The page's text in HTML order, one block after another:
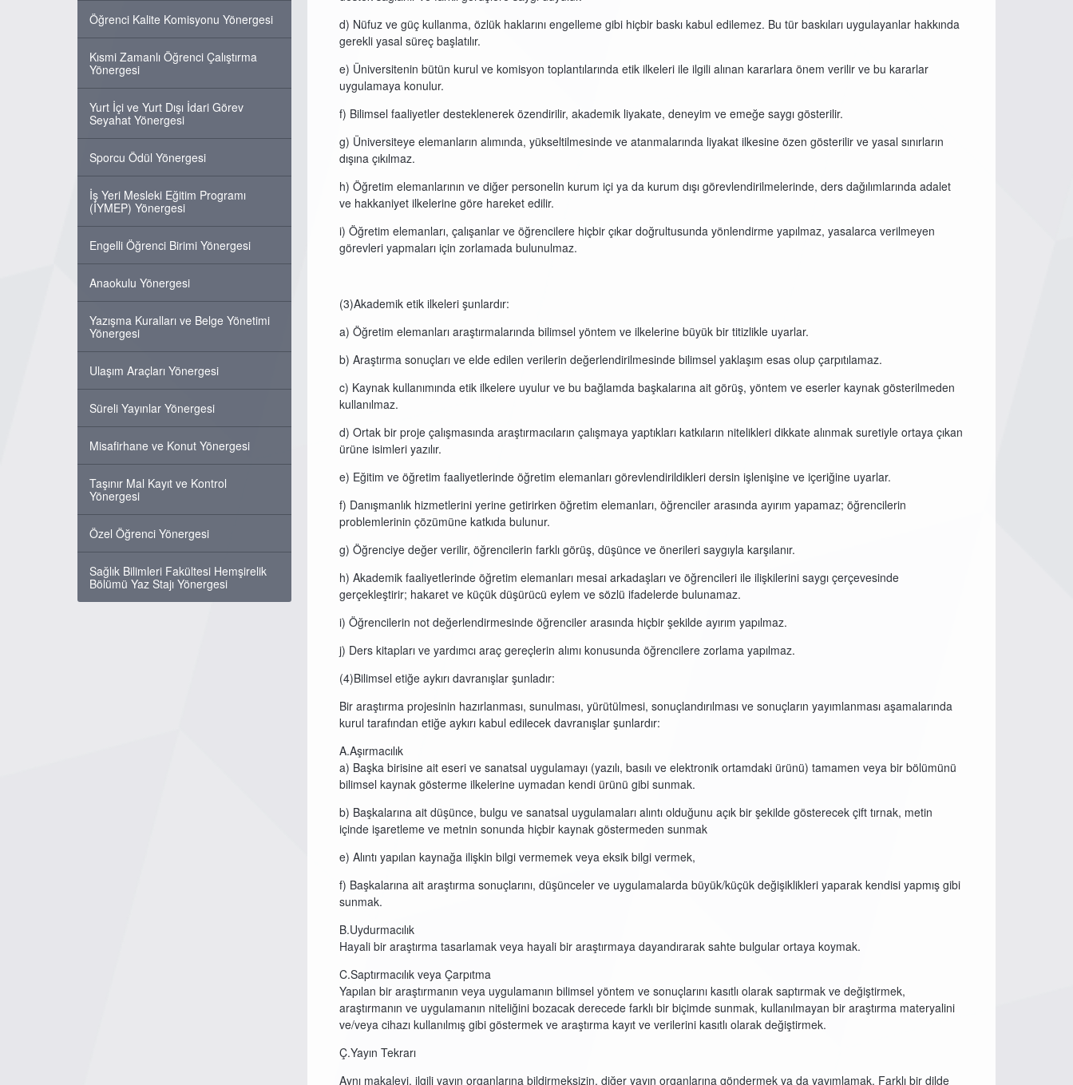
Öğrenci Kalite Komisyonu Yönergesi
Kısmi Zamanlı Öğrenci Çalıştırma
Yönergesi
Yurt İçi ve Yurt Dışı İdari Görev
Seyahat Yönergesi
Sporcu Ödül Yönergesi
İş Yeri Mesleki Eğitim Programı
(İYMEP) Yönergesi
Engelli Öğrenci Birimi Yönergesi
Anaokulu Yönergesi
Yazışma Kuralları ve Belge Yönetimi
Yönergesi
Ulaşım Araçları Yönergesi
Süreli Yayınlar Yönergesi
Misafirhane ve Konut Yönergesi
Taşınır Mal Kayıt ve Kontrol
Yönergesi
Özel Öğrenci Yönergesi
Sağlık Bilimleri Fakültesi Hemşirelik
Bölümü Yaz Stajı Yönergesi
d) Nüfuz ve güç kullanma, özlük haklarını engelleme gibi hiçbir baskı kabul edilemez. Bu tür baskıları uygulayanlar hakkında
gerekli yasal süreç başlatılır.
e) Üniversitenin bütün kurul ve komisyon toplantılarında etik ilkeleri ile ilgili alınan kararlara önem verilir ve bu kararlar
uygulamaya konulur.
f) Bilimsel faaliyetler desteklenerek özendirilir, akademik liyakate, deneyim ve emeğe saygı gösterilir.
g) Üniversiteye elemanların alımında, yükseltilmesinde ve atanmalarında liyakat ilkesine özen gösterilir ve yasal sınırların
dışına çıkılmaz.
h) Öğretim elemanlarının ve diğer personelin kurum içi ya da kurum dışı görevlendirilmelerinde, ders dağılımlarında adalet
ve hakkaniyet ilkelerine göre hareket edilir.
i) Öğretim elemanları, çalışanlar ve öğrencilere hiçbir çıkar doğrultusunda yönlendirme yapılmaz, yasalarca verilmeyen
görevleri yapmaları için zorlamada bulunulmaz.
(3)Akademik etik ilkeleri şunlardır:
a) Öğretim elemanları araştırmalarında bilimsel yöntem ve ilkelerine büyük bir titizlikle uyarlar.
b) Araştırma sonuçları ve elde edilen verilerin değerlendirilmesinde bilimsel yaklaşım esas olup çarpıtılamaz.
c) Kaynak kullanımında etik ilkelere uyulur ve bu bağlamda başkalarına ait görüş, yöntem ve eserler kaynak gösterilmeden
kullanılmaz.
d) Ortak bir proje çalışmasında araştırmacıların çalışmaya yaptıkları katkıların nitelikleri dikkate alınmak suretiyle ortaya çıkan
ürüne isimleri yazılır.
e) Eğitim ve öğretim faaliyetlerinde öğretim elemanları görevlendirildikleri dersin işlenişine ve içeriğine uyarlar.
f) Danışmanlık hizmetlerini yerine getirirken öğretim elemanları, öğrenciler arasında ayırım yapamaz; öğrencilerin
problemlerinin çözümüne katkıda bulunur.
g) Öğrenciye değer verilir, öğrencilerin farklı görüş, düşünce ve önerileri saygıyla karşılanır.
h) Akademik faaliyetlerinde öğretim elemanları mesai arkadaşları ve öğrencileri ile ilişkilerini saygı çerçevesinde
gerçekleştirir; hakaret ve küçük düşürücü eylem ve sözlü ifadelerde bulunamaz.
i) Öğrencilerin not değerlendirmesinde öğrenciler arasında hiçbir şekilde ayırım yapılmaz.
j) Ders kitapları ve yardımcı araç gereçlerin alımı konusunda öğrencilere zorlama yapılmaz.
(4)Bilimsel etiğe aykırı davranışlar şunladır:
Bir araştırma projesinin hazırlanması, sunulması, yürütülmesi, sonuçlandırılması ve sonuçların yayımlanması aşamalarında
kurul tarafından etiğe aykırı kabul edilecek davranışlar şunlardır:
A.Aşırmacılık
a) Başka birisine ait eseri ve sanatsal uygulamayı (yazılı, basılı ve elektronik ortamdaki ürünü) tamamen veya bir bölümünü
bilimsel kaynak gösterme ilkelerine uymadan kendi ürünü gibi sunmak.
b) Başkalarına ait düşünce, bulgu ve sanatsal uygulamaları alıntı olduğunu açık bir şekilde gösterecek çift tırnak, metin
içinde işaretleme ve metnin sonunda hiçbir kaynak göstermeden sunmak
e) Alıntı yapılan kaynağa ilişkin bilgi vermemek veya eksik bilgi vermek,
f) Başkalarına ait araştırma sonuçlarını, düşünceler ve uygulamalarda büyük/küçük değişiklikleri yaparak kendisi yapmış gibi
sunmak.
B.Uydurmacılık
Hayali bir araştırma tasarlamak veya hayali bir araştırmaya dayandırarak sahte bulgular ortaya koymak.
C.Saptırmacılık veya Çarpıtma
Yapılan bir araştırmanın veya uygulamanın bilimsel yöntem ve sonuçlarını kasıtlı olarak saptırmak ve değiştirmek,
araştırmanın ve uygulamanın niteliğini bozacak derecede farklı bir biçimde sunmak, kullanılmayan bir araştırma materyalini
ve/veya cihazı kullanılmış gibi göstermek ve araştırma kayıt ve verilerini kasıtlı olarak değiştirmek.
Ç.Yayın Tekrarı
Aynı makaleyi, ilgili yayın organlarına bildirmeksizin, diğer yayın organlarına göndermek ya da yayımlamak. Farklı bir dilde